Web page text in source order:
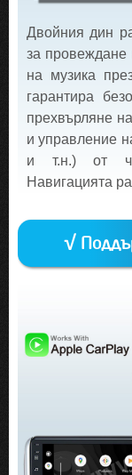
Двойния дин
за провеждане
на музика
гарантира
прехвърляне
и управление
и т.н.) от
Навигацията
√